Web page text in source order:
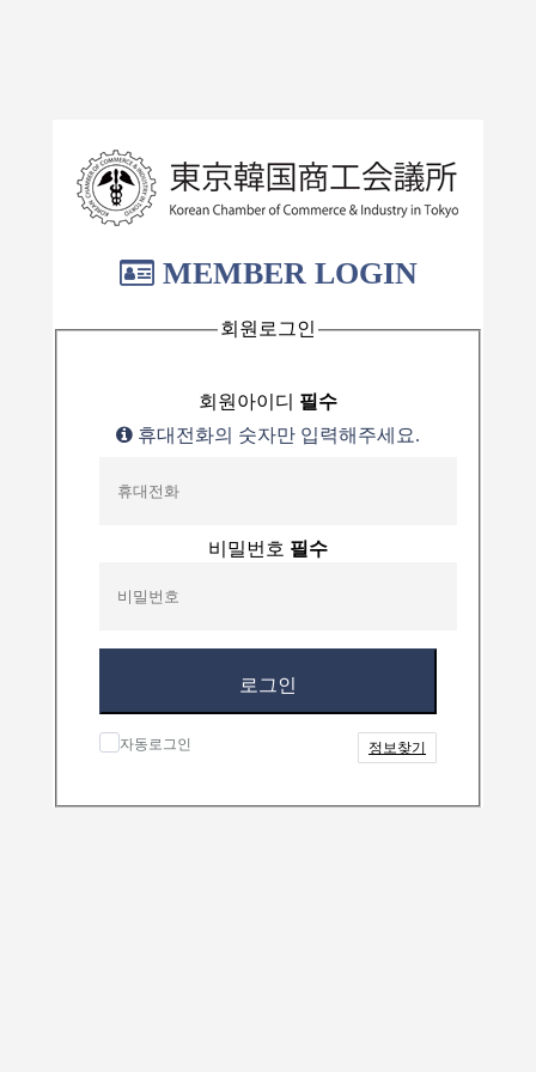
MEMBER LOGIN
회원로그인
회원아이디 필수
휴대전화의 숫자만 입력해주세요.
비밀번호 필수
로그인
자동로그인 정보찾기